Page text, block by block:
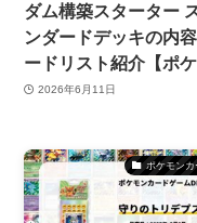
ダム構築スターター
ンダードデッキの内
ードリスト紹介【ポケ
2026年6月11日
ポケモンカ